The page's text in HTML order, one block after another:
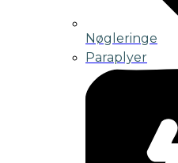
Nøgleringe
Paraplyer